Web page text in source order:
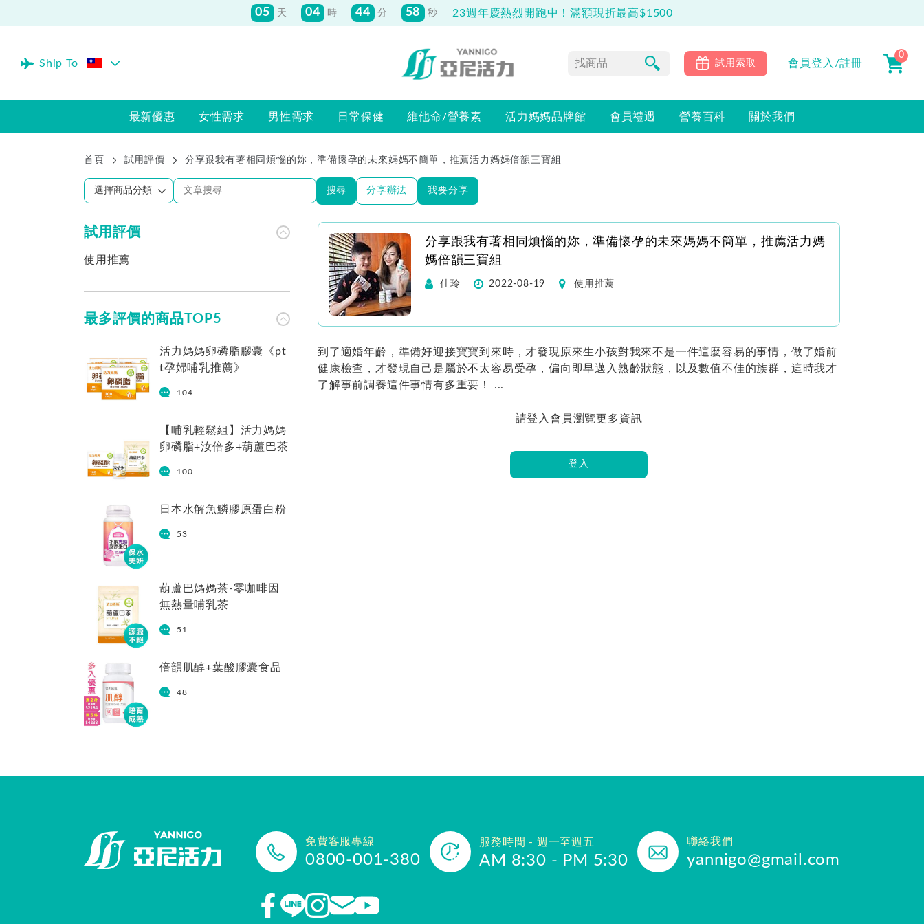
05 天 04 時 44 分 58 秒 23週年慶熱烈開跑中！滿額現折最高$1500
Ship To 試用索取 會員登入/註冊
0
最新優惠 女性需求 男性需求 日常保健 維他命/營養素 活力媽媽品牌館 會員禮遇 營養百科 關於我們
首頁 試用評價 分享跟我有著相同煩惱的妳，準備懷孕的未來媽媽不簡單，推薦活力媽媽倍韻三寶組
搜尋 分享辦法 我要分享
試用評價
使用推薦
最多評價的商品TOP5
活力媽媽卵磷脂膠囊《pt
t孕婦哺乳推薦》
104
【哺乳輕鬆組】活力媽媽
卵磷脂+汝倍多+葫蘆巴茶
100
日本水解魚鱗膠原蛋白粉
53
葫蘆巴媽媽茶-零咖啡因
無熱量哺乳茶
51
倍韻肌醇+葉酸膠囊食品
48
分享跟我有著相同煩惱的妳，準備懷孕的未來媽媽不簡單，推薦活力媽
媽倍韻三寶組
佳玲 2022-08-19 使用推薦
到了適婚年齡，準備好迎接寶寶到來時，才發現原來生小孩對我來不是一件這麼容易的事情，做了婚前
健康檢查，才發現自己是屬於不太容易受孕，偏向即早邁入熟齡狀態，以及數值不佳的族群，這時我才
了解事前調養這件事情有多重要！ ...
請登入會員瀏覽更多資訊
登入
免費客服專線
0800-001-380
服務時間 - 週一至週五
AM 8:30 - PM 5:30
聯絡我們
yannigo@gmail.com